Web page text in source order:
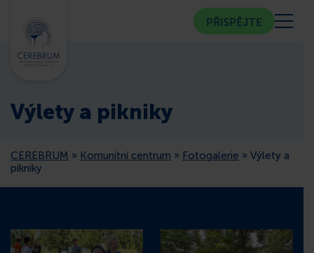
KOMUNITNÍ CENTRUM
PORADNA
PŘISPĚJTE
Výlety a pikniky
CEREBRUM » Komunitní centrum » Fotogalerie » Výlety a
pikniky